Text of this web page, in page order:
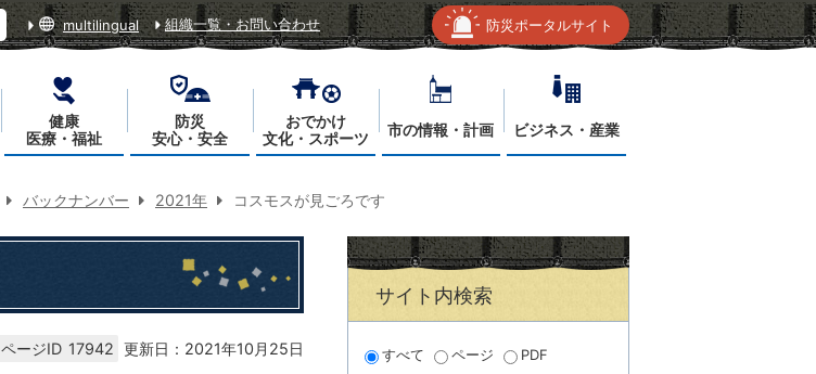
multilingual 組織一覧・お問い合わせ 防災ポータルサイト
健康
医療・福祉
防災
安心・安全
おでかけ
文化・スポーツ
市の情報・計画 ビジネス・産業
バックナンバー 2021年 コスモスが見ごろです
ページID 17942 更新日：2021年10月25日
サイト内検索
すべて ページ PDF